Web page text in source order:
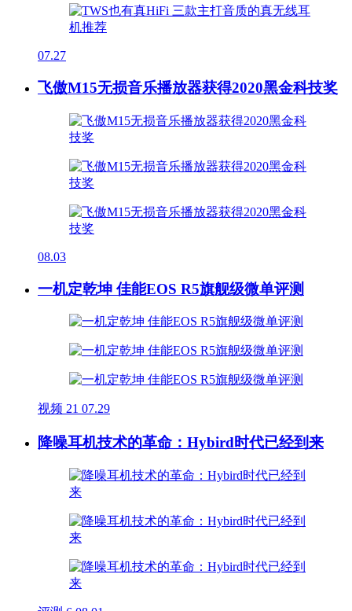
07.27
飞傲M15无损音乐播放器获得2020黑金科技奖
08.03
一机定乾坤 佳能EOS R5旗舰级微单评测
视频 21 07.29
降噪耳机技术的革命：Hybird时代已经到来